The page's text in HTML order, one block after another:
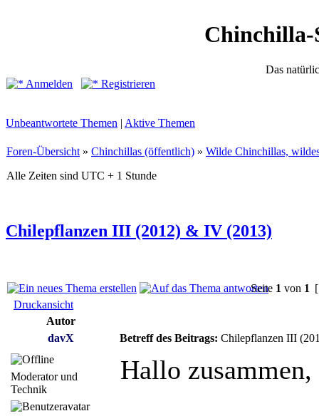
Chinchilla-
Das
Anmelden
Registrieren
Unbeantwortete Themen | Aktive Themen
Foren-Übersicht » Chinchillas (öffentlich) » Wilde Chinchillas,
Alle Zeiten sind UTC + 1 Stunde
Chilepflanzen III (2012) & IV (2013)
Seite 1 von 1
Druckansicht
Autor
davX
Betreff des Beitrags: Chilepflanzen III
Moderator und
Technik
Hallo zusammen,